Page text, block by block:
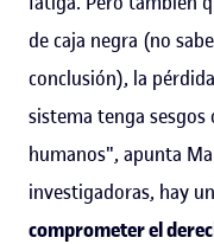
de caja negra (no
conclusión), la
sistema tenga
humanos", apunta
investigadoras, hay
comprometer el